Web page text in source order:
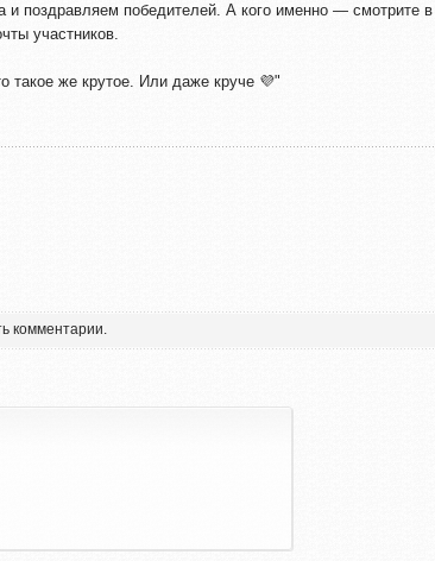
и поздравляем победителей. А кого именно — смотрите в
участников.
такое же крутое. Или даже круче 💜"
комментарии.